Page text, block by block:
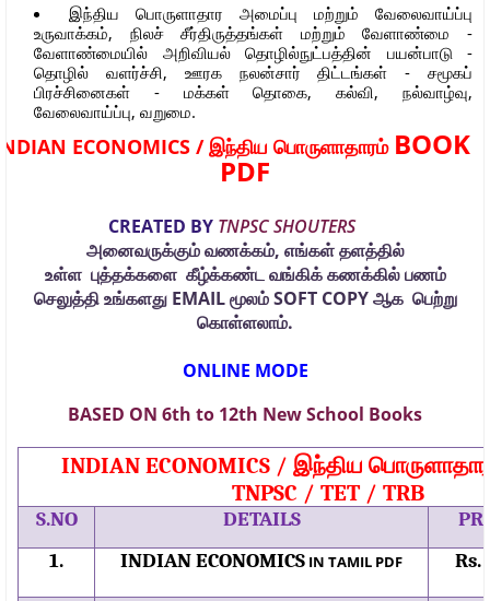
இந்திய பொருளாதார அமைப்பு மற்றும் வேலைவாய்ப்பு
உருவாக்கம், நிலச் சீர்திருத்தங்கள் மற்றும் வேளாண்மை -
வேளாண்மையில் அறிவியல் தொழில்நுட்பத்தின் பயன்பாடு -
தொழில் வளர்ச்சி, ஊரக நலன்சார் திட்டங்கள் - சமூகப்
பிரச்சினைகள் - மக்கள் தொகை, கல்வி, நல்வாழ்வு,
வேலைவாய்ப்பு, வறுமை.
ECONOMICS /இந்திய பொருளாதாரம் BOOK
PDF
CREATED BY TNPSC SHOUTERS
அனைவருக்கும் வணக்கம், எங்கள் தளத்தில்
உள்ள புத்தக்களை கீழ்க்கண்ட வங்கிக் கணக்கில் பணம்
செலுத்தி உங்களது EMAIL மூலம் SOFT COPY ஆக பெற்று
கொள்ளலாம்.
ONLINE MODE
BASED ON 6th to 12th New School Books
INDIAN ECONOMICS / இந்திய
TNPSC / TET / TRB
S.NO DETAILS
1.
INDIAN ECONOMICS IN TAMIL PDF Rs.